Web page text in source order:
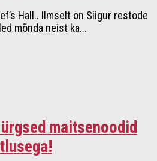
Hall.. Ilmselt on Siigur restode
mõnda neist ka...
maitsenoodid